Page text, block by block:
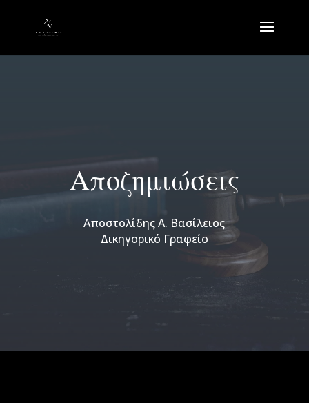
Αποζημιώσεις
Αποστολίδης Α. Βασίλειος
Δικηγορικό Γραφείο